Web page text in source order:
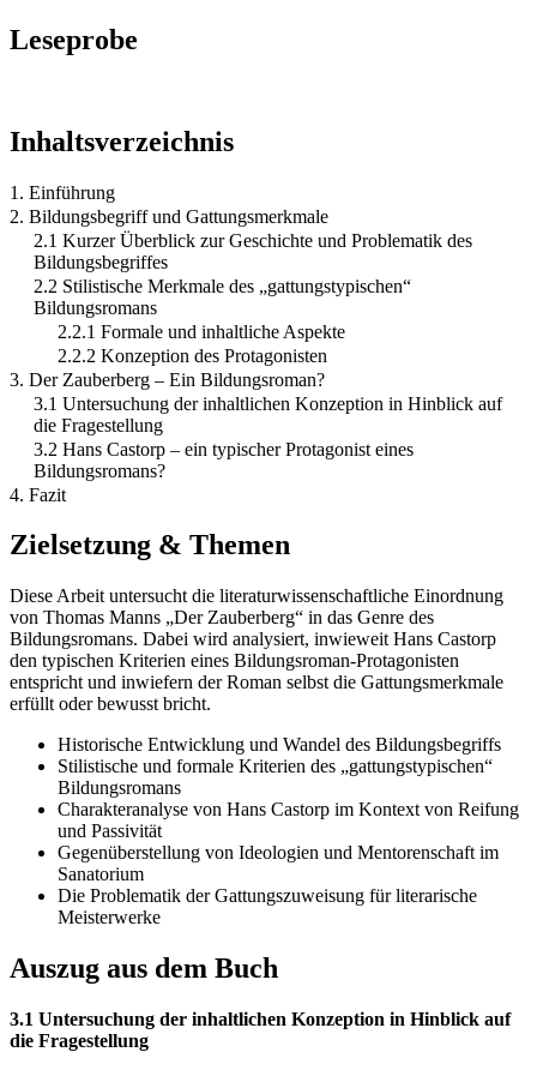
Leseprobe
Inhaltsverzeichnis
1. Einführung
2. Bildungsbegriff und Gattungsmerkmale
2.1 Kurzer Überblick zur Geschichte und Problematik des
Bildungsbegriffes
2.2 Stilistische Merkmale des „gattungstypischen“
Bildungsromans
2.2.1 Formale und inhaltliche Aspekte
2.2.2 Konzeption des Protagonisten
3. Der Zauberberg – Ein Bildungsroman?
3.1 Untersuchung der inhaltlichen Konzeption in Hinblick auf
die Fragestellung
3.2 Hans Castorp – ein typischer Protagonist eines
Bildungsromans?
4. Fazit
Zielsetzung & Themen
Diese Arbeit untersucht die literaturwissenschaftliche Einordnung
von Thomas Manns „Der Zauberberg“ in das Genre des
Bildungsromans. Dabei wird analysiert, inwieweit Hans Castorp
den typischen Kriterien eines Bildungsroman-Protagonisten
entspricht und inwiefern der Roman selbst die Gattungsmerkmale
erfüllt oder bewusst bricht.
Historische Entwicklung und Wandel des Bildungsbegriffs
Stilistische und formale Kriterien des „gattungstypischen“
Bildungsromans
Charakteranalyse von Hans Castorp im Kontext von Reifung
und Passivität
Gegenüberstellung von Ideologien und Mentorenschaft im
Sanatorium
Die Problematik der Gattungszuweisung für literarische
Meisterwerke
Auszug aus dem Buch
3.1 Untersuchung der inhaltlichen Konzeption in Hinblick auf
die Fragestellung